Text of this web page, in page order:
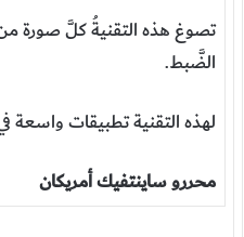
تصوغ هذه التقنيةُ كلَّ صورة من
الضَّبط.
لهذه التقنية تطبيقات واسعة
محررو ساينتفيك أمريكان